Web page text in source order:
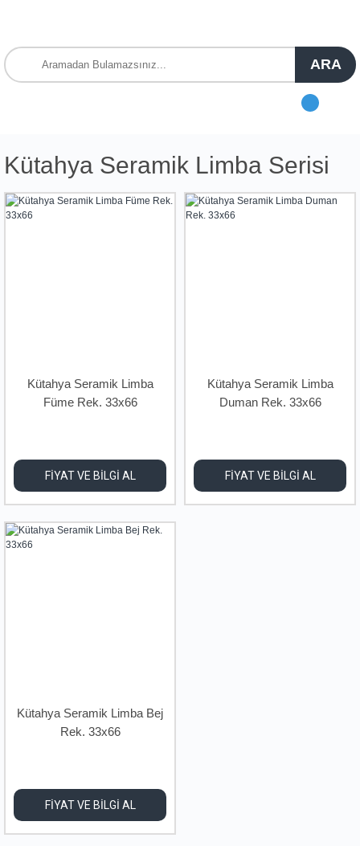
ARA
Kütahya Seramik Limba Serisi
Kütahya Seramik Limba
Füme Rek. 33x66
FİYAT VE BİLGİ AL
Kütahya Seramik Limba
Duman Rek. 33x66
FİYAT VE BİLGİ AL
Kütahya Seramik Limba Bej
Rek. 33x66
FİYAT VE BİLGİ AL